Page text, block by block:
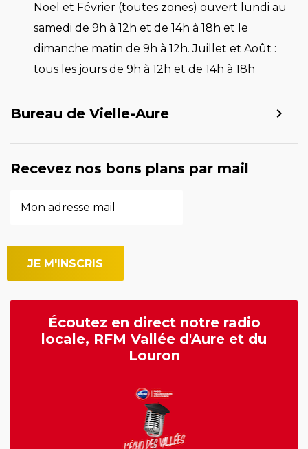
Noël et Février (toutes zones) ouvert lundi au
samedi de 9h à 12h et de 14h à 18h et le
dimanche matin de 9h à 12h. Juillet et Août :
tous les jours de 9h à 12h et de 14h à 18h
Bureau de Vielle-Aure
Recevez nos bons plans par mail
Écoutez en direct notre radio
locale, RFM Vallée d'Aure et du
Louron